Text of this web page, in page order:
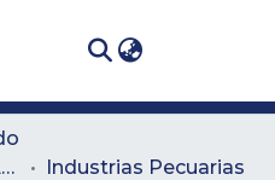
Facultad de Ciencias Administrativas y Agropecuarias
Industrias Pecuarias